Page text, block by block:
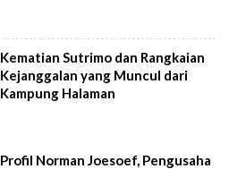
Kematian Sutrimo dan Rangkaian
Kejanggalan yang Muncul dari
Kampung Halaman
Profil Norman Joesoef, Pengusaha